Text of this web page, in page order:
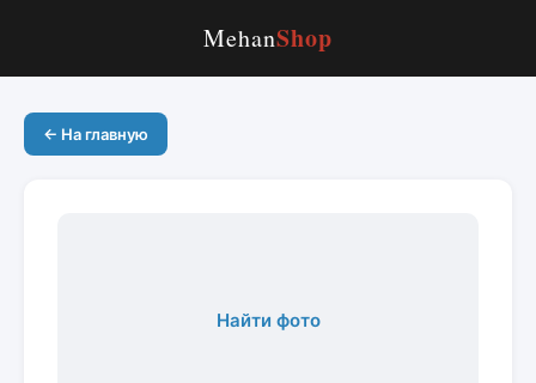
MehanShop
← На главную
Найти фото